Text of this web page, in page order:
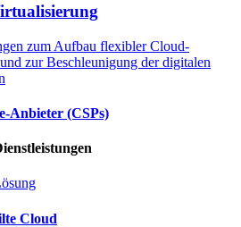
zum Aufbau flexibler Cloud-
zur Beschleunigung der digitalen
Anbieter (CSPs)
Cloud